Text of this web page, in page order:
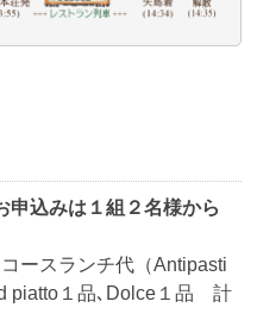
申込みは１組２名様から
ースランチ代（Antipasti
piatto１品､Dolce１品 計